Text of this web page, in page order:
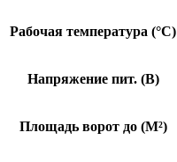
Рабочая температура (°C)
Напряжение пит. (B)
Площадь ворот до (М²)